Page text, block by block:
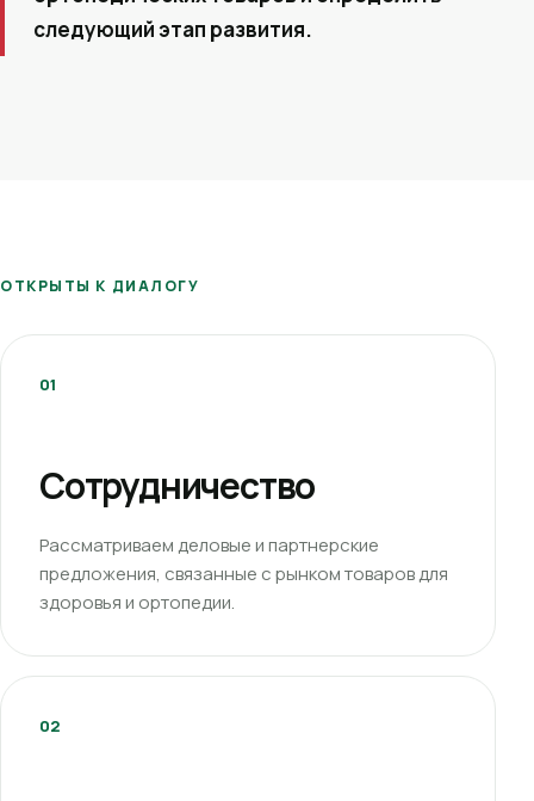
следующий этап развития.
ОТКРЫТЫ К ДИАЛОГУ
01
Сотрудничество
Рассматриваем деловые и партнерские
предложения, связанные с рынком товаров для
здоровья и ортопедии.
02